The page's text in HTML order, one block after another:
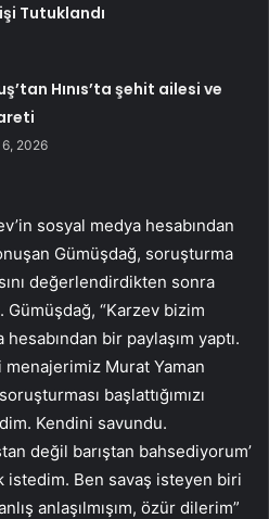
Tutuklandı
Hınıs’ta şehit ailesi ve
2026
sosyal medya hesabından
Gümüşdağ, soruşturma
değerlendirdikten sonra
“Karzev bizim
bir paylaşım yaptı.
Murat Yaman
başlattığımızı
Kendini savundu.
değil barıştan bahsediyorum’
istedim. Ben savaş isteyen biri
anlaşılmışım, özür dilerim”